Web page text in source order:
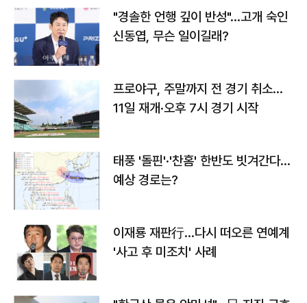
"경솔한 언행 깊이 반성"…고개 숙인
신동엽, 무슨 일이길래?
프로야구, 주말까지 전 경기 취소…
11일 재개·오후 7시 경기 시작
태풍 '돌핀'·'찬홈' 한반도 빗겨간다…
예상 경로는?
이재룡 재판行…다시 떠오른 연예계
'사고 후 미조치' 사례